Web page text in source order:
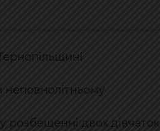
розбещенні двох дівчаток